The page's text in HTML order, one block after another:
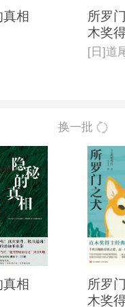
真相
所罗
木奖
本格
[日]道
换一批
真相
所罗
木奖